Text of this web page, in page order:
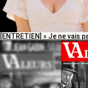
[ENTRETIEN] « Je ne vais